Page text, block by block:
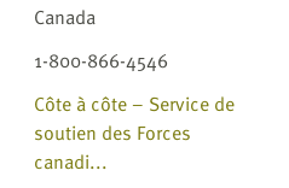
Canada
1-800-866-4546
Côte à côte – Service de
soutien des Forces
canadi...